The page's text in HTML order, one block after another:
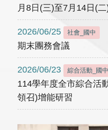
月8日(三)至7月14日(
2026/06/25 社會_國中
期末團務會議
2026/06/23 綜合活動_國中
114學年度全市綜合活
領召)增能研習